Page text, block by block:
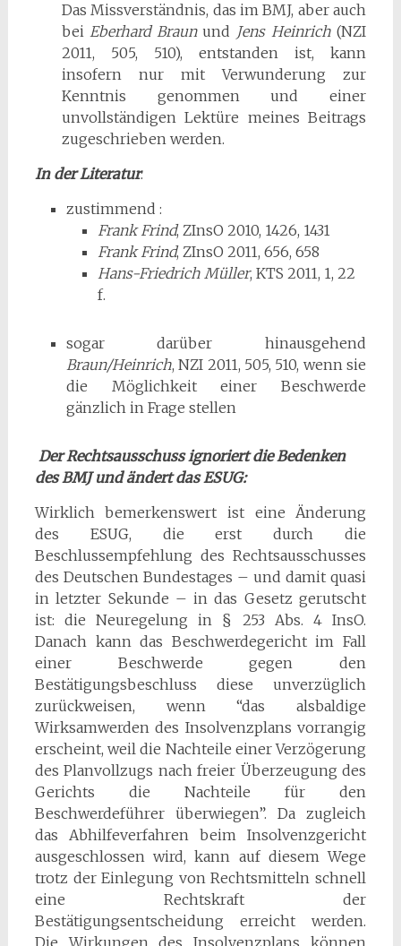
Das Missverständnis, das im BMJ, aber auch
beiEberhard Braunund Jens Heinrich(NZI
2011, 505, 510), entstanden ist, kann
insofern nur mit Verwunderung zur
Kenntnis genommen und einer
unvollständigen Lektüre meines Beitrags
zugeschrieben werden.
In der Literatur:
zustimmend :
Frank Frind, ZInsO 2010, 1426, 1431
Frank Frind, ZInsO 2011, 656, 658
Hans-Friedrich Müller, KTS 2011, 1, 22
f.
sogar darüber hinausgehend
Braun/Heinrich, NZI 2011, 505, 510, wenn sie
die Möglichkeit einer Beschwerde
gänzlich in Frage stellen
Der Rechtsausschuss ignoriert die Bedenken
des BMJ und ändert das ESUG:
Wirklich bemerkenswert ist eine Änderung
des ESUG, die erst durch die
Beschlussempfehlung des Rechtsausschusses
des Deutschen Bundestages – und damit quasi
in letzter Sekunde – in das Gesetz gerutscht
ist: die Neuregelung in § 253 Abs. 4 InsO.
Danach kann das Beschwerdegericht im Fall
einer Beschwerde gegen den
Bestätigungsbeschluss diese unverzüglich
zurückweisen, wenn “das alsbaldige
Wirksamwerden des Insolvenzplans vorrangig
erscheint, weil die Nachteile einer Verzögerung
des Planvollzugs nach freier Überzeugung des
Gerichts die Nachteile für den
Beschwerdeführer überwiegen”. Da zugleich
das Abhilfeverfahren beim Insolvenzgericht
ausgeschlossen wird, kann auf diesem Wege
trotz der Einlegung von Rechtsmitteln schnell
eine Rechtskraft der
Bestätigungsentscheidung erreicht werden.
Die Wirkungen des Insolvenzplans können